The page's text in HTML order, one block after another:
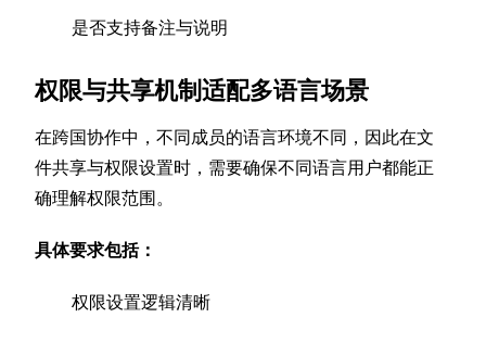
是否支持备注与说明
权限与共享机制适配多语言场景
在跨国协作中，不同成员的语言环境不同，因此在文
件共享与权限设置时，需要确保不同语言用户都能正
确理解权限范围。
具体要求包括：
权限设置逻辑清晰